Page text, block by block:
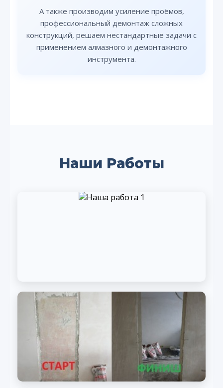
А также производим усиление проёмов,
профессиональный демонтаж сложных
конструкций, решаем нестандартные задачи с
применением алмазного и демонтажного
инструмента.
Наши Работы